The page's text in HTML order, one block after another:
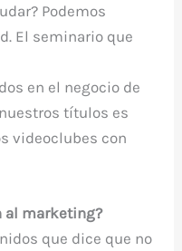
Podemos
El seminario que
en el negocio de
títulos es
videoclubes con
al marketing?
que dice que no